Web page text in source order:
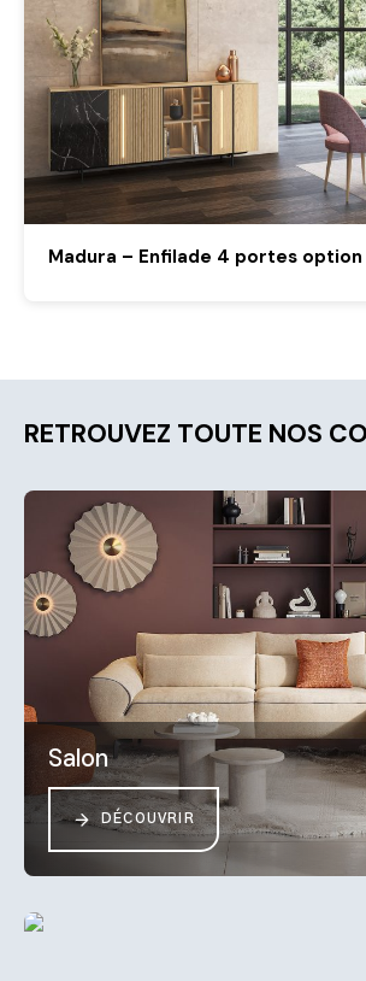
Madura – Enfilade 4 portes option
RETROUVEZ TOUTE NOS
Salon
DÉCOUVRIR